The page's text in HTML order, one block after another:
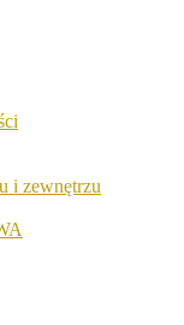
i zewnętrzu